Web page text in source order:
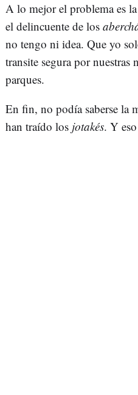
A lo mejor el problema es
el delincuente de los
no tengo ni idea. Que yo
transite segura por nuestras
parques.
En fin, no podía saberse la
han traído los jotakés. Y